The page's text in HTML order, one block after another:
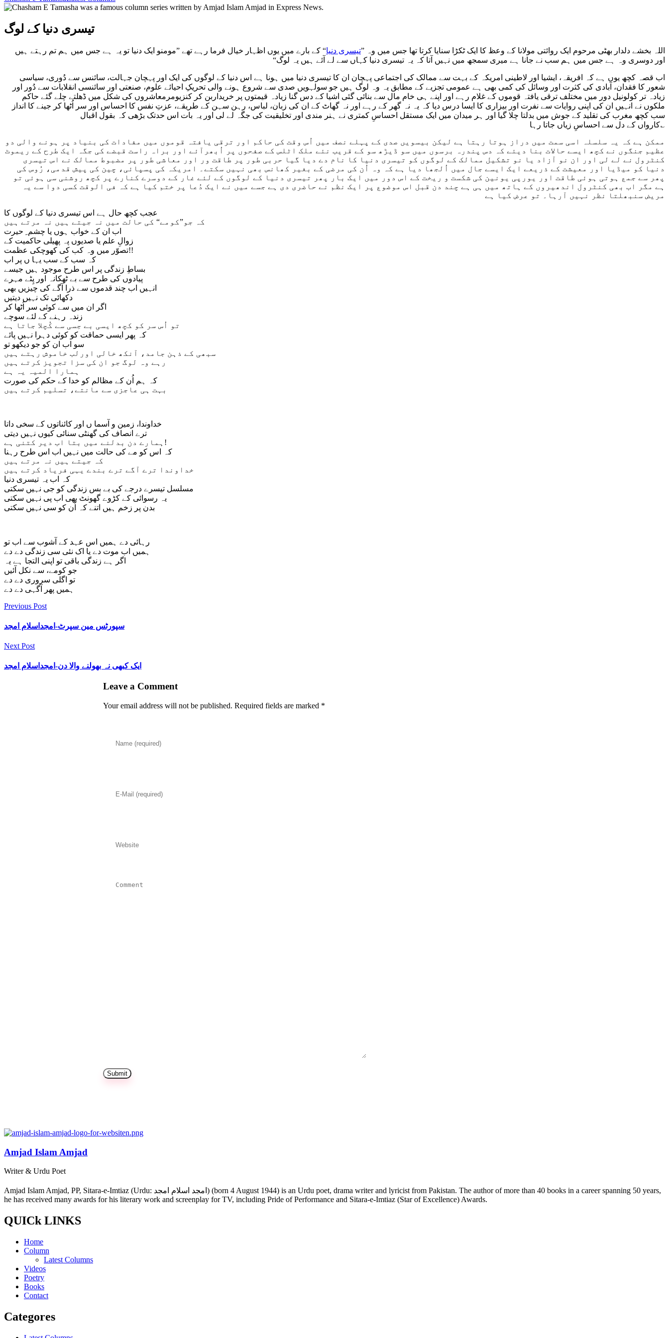
تیسری دنیا کے لوگ
اللہ بخشے دلدار بھٹی مرحوم ایک روائتی مولانا کے وعظ کا ایک ٹکڑا سنایا کرتا تھا جس میں وہ ”تیسری دنیا“ کے بارے میں یوں اظہار خیال فرما رہے تھے ”مومنو ایک دنیا تو یہ ہے جس میں ہم تم رہتے ہیں
اور دوسری وہ ہے جس میں ہم سب نے جانا ہے میری سمجھ میں نہیں آتا کہ یہ تیسری دنیا کہاں سے لے آئے ہیں یہ لوگ“
اب قصہ کچھ یوں ہے کہ افریقہ، ایشیا اور لاطینی امریکہ کے بہت سے ممالک کی اجتماعی پہچان ان کا تیسری دنیا میں ہونا ہے اس دنیا کے لوگوں کی ایک اور پہچان جہالت، سائنس سے دُوری، سیاسی
شعور کا فقدان، آبادی کی کثرت اور وسائل کی کمی بھی ہے عمومی تجزیے کے مطابق یہ وہ لوگ ہیں جو سولہویں صدی سے شروع ہونے والی تحریکِ احیائے علوم، صنعتی اور سائنسی انقلابات سے دُور اور
زیادہ تر کولونیل دور میں مختلف ترقی یافتہ قوموں کے غلام رہے اور اپنے ہی خام مال سے بنائی گئی اشیا کے دس گنا زیادہ قیمتوں پر خریداربن کر کنزیومرمعاشروں کی شکل میں ڈھلتے چلے گئے حاکم
ملکوں نے انہیں ان کی اپنی روایات سے نفرت اور بیزاری کا ایسا درس دیا کہ یہ نہ گھر کے رہے اور نہ گھاٹ کے ان کی زبان، لباس، رہن سہن کے طریقے، عزتِ نفس کا احساس اور سر اُٹھا کر جینے کا انداز
سب کچھ مغرب کی تقلید کے جوش میں بدلتا چلا گیا اور ہر میدان میں ایک مستقل احساسِ کمتری نے ہنر مندی اور تخلیقیت کی جگہ لے لی اور یہ بات اس حدتک بڑھی کہ بقول اقبال
؎کارواں کے دل سے احساسِ زیاں جاتا رہا
ممکن ہے کہ یہ سلسلہ اسی سمت میں دراز ہوتا رہتا ہے لیکن بیسویں صدی کے پہلے نصف میں اُس وقت کی حاکم اور ترقی یافتہ قوموں میں مفادات کی بنیاد پر ہونے والی دو
عظیم جنگوں نے کچھ ایسے حالات بنا دیئے کہ دس پندرہ برسوں میں سو ڈیڑھ سو کے قریب نئے ملک اٹلس کے صفحوں پر اُبھرآئے اور براہ راست قبضے کی جگہ ایک طرح کے ریموٹ
کنٹرول نے لے لی اور ان نو آزاد یا نو تشکیل ممالک کے لوگوں کو تیسری دنیا کا نام دے دیا گیا حربی طور پر طاقت ور اور معاشی طور پر مضبوط ممالک نے اس تیسری
دنیا کو میڈیا اور معیشت کے ذریعے ایک ایسے جال میں اُلجھا دیا ہے کہ وہ اُن کی مرضی کے بغیر کھانس بھی نہیں سکتے۔ امریکہ کی پسپائی، چین کی پیش قدمی، رُوس کی
پھر سے جمع ہوتی ہوئی طاقت اور یورپی یونین کی شکست و ریخت کے اس دور میں ایک بار پھر تیسری دنیا کے لوگوں کے لئے غار کے دوسرے کنارے پر کچھ روشنی سی ہوئی تو
ہے مگر اب بھی کنٹرول اندھیروں کے ہاتھ میں ہی ہے چند دن قبل اس موضوع پر ایک نظم نے حاضری دی ہے جسے میں نے ایک دُعا پر ختم کیا ہے کہ فی الوقت کسی دوا سے یہ
مریض سنبھلتا نظر نہیں آرہا۔ تو عرض کیا ہے
عجب کچھ حال ہے اس تیسری دنیا کے لوگوں کا
کہ جو”کومے“ کی حالت میں نہ جیتے ہیں نہ مرتے ہیں
اب ان کے خواب ہوں یا چشم ِ حیرت
زوالِ علم یا صدیوں پہ پھیلی حاکمیت کے
تصوّر میں وہ کب کی کھوچکی عظمت!!
کہ سب کے سب یہا ں پر اب
بساطِ زندگی پر اس طرح موجود ہیں جیسے
پیادوں کی طرح سے بے ٹھکانہ اور پِٹے مہرے
انہیں اب چند قدموں سے ذرا آگے کی چیزیں بھی
دکھائی تک نہیں دیتیں
اگر ان میں سے کوئی سر اُٹھا کر
زندہ رہنے کے لئے سوچے
تو اُس سر کو کچھ ایسی بے حِسی سے کُچلا جاتا ہے
کہ پھر ایسی حماقت کو کوئی دہرا نہیں پائے
سو اب ان کو جو دیکھو تو
سبھی کے ذہن جامد، آنکھ خالی اورلب خاموش رہتے ہیں
رہے وہ لوگ جو ان کی سزا تجویز کرتے ہیں
ہمارا المیہ یہ ہے
کہ ہم اُن کے مظالم کو خدا کے حکم کی صورت
بہت ہی عاجزی سے مانتے، تسلیم کرتے ہیں
خداوندا، زمین و آسما ں اور کائناتوں کے سخی داتا
ترے انصاف کی گھنٹی سنائی کیوں نہیں دیتی
ہمارے دن بدلنے میں بتا اب دیر کتنی ہے!
کہ اس کو مے کی حالت میں نہیں اب اس طرح رہنا
کہ جیتے ہیں نہ مرتے ہیں
خداوندا ترے آگے ترے بندے یہی فریاد کرتے ہیں
کہ اب یہ تیسری دنیا
مسلسل تیسرے درجے کی بے بس زندگی کو جی نہیں سکتی
یہ رسوائی کے کڑوے گھونٹ بھی اب پی نہیں سکتی
بدن پر زخم ہیں اتنے کہ اُن کو سی نہیں سکتی
رہائی دے ہمیں اس عہد کے آشوب سے اب تو
ہمیں اب موت دے یا اک نئی سی زندگی دے دے
اگر ہے زندگی باقی تو اپنی التجا ہے یہ
جو کومے، سے نکل آئیں
تو اگلی سروری دے دے
ہمیں پھر آگہی دے دے
Previous Post
سپورٹس مین سپرٹ-امجداسلام امجد
Next Post
ایک کبھی نہ بھولنے والا دن-امجداسلام امجد
Leave a Comment
Your email address will not be published. Required fields are marked *
Amjad Islam Amjad
Writer & Urdu Poet
Amjad Islam Amjad, PP, Sitara-e-Imtiaz (Urdu: امجد اسلام امجد) (born 4 August 1944) is an Urdu poet, drama writer and lyricist from Pakistan. The author of more than 40 books in a career spanning 50 years,
he has received many awards for his literary work and screenplay for TV, including Pride of Performance and Sitara-e-Imtiaz (Star of Excellence) Awards.
QUICk LINKS
Home
Column
Latest Columns
Videos
Poetry
Books
Contact
Categores